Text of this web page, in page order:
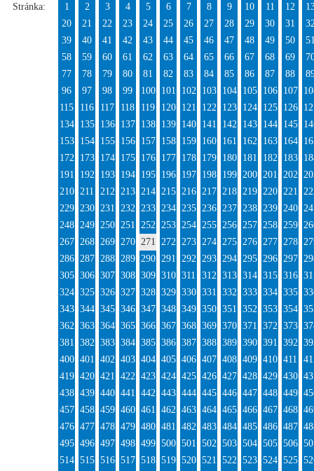
Stránka: 1 2 3 4 5 6 7 8 9 10 11 12
20
21 22 23 24 25 26 27 28 29 30 31
39
40 41 42 43 44 45 46 47 48 49 50
58
59 60 61 62 63 64 65 66 67 68 69
77
78 79 80 81 82 83 84 85 86 87 88
96
97 98 99 100 101 102 103 104 105 106 107
115
116 117 118 119 120 121 122 123 124 125 126
134
135 136 137 138 139 140 141 142 143 144 145
153
154 155 156 157 158 159 160 161 162 163 164
172
173 174 175 176 177 178 179 180 181 182 183
191
192 193 194 195 196 197 198 199 200 201 202
210 211 212 213 214 215 216 217 218 219 220 221
229 230 231 232 233 234 235 236 237 238 239 240
248 249 250 251 252 253 254 255 256 257 258 259
267 268 269 270 271 272 273 274 275 276 277 278
286 287 288 289 290 291 292 293 294 295 296 297
305 306 307 308 309 310 311 312 313 314 315 316
324 325 326 327 328 329 330 331 332 333 334 335
343 344 345 346 347 348 349 350 351 352 353 354
362 363 364 365 366 367 368 369 370 371 372 373
381 382 383 384 385 386 387 388 389 390 391 392
400 401 402 403 404 405 406 407 408 409 410 411
419 420 421 422 423 424 425 426 427 428 429 430
438 439 440 441 442 443 444 445 446 447 448 449
457 458 459 460 461 462 463 464 465 466 467 468
476 477 478 479 480 481 482 483 484 485 486 487
495 496 497 498 499 500 501 502 503 504 505 506
514 515 516 517 518 519 520 521 522 523 524 525